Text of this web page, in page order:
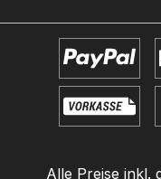
Alle Preise inkl.